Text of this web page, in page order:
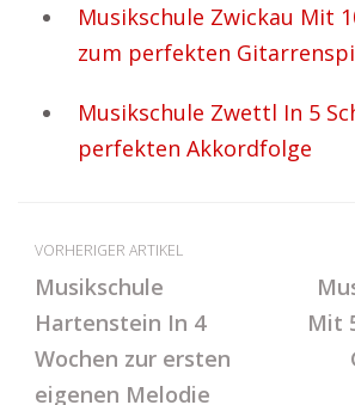
Musikschule Zwickau Mit
zum perfekten
Musikschule Zwettl In 5
perfekten Akkordfolge
VORHERIGER ARTIKEL
Musikschule
Hartenstein In 4
Wochen zur ersten
eigenen Melodie
Mit